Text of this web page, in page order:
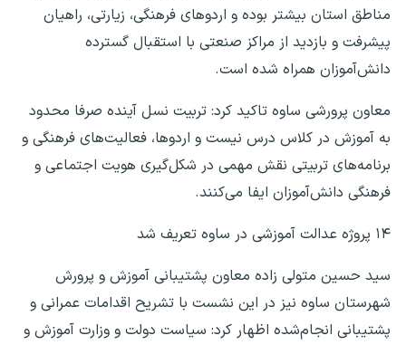
مناطق استان بیشتر بوده و اردوهای فرهنگی، زیارتی، راهیان
پیشرفت و بازدید از مراکز صنعتی با استقبال گسترده
دانش‌آموزان همراه شده است.
معاون پرورشی ساوه تاکید کرد: تربیت نسل آینده صرفا محدود
به آموزش در کلاس درس نیست و اردوها، فعالیت‌های فرهنگی و
برنامه‌های تربیتی نقش مهمی در شکل‌گیری هویت اجتماعی و
فرهنگی دانش‌آموزان ایفا می‌کنند.
۱۴ پروژه عدالت آموزشی در ساوه تعریف شد
سید حسین متولی زاده معاون پشتیبانی آموزش و پرورش
شهرستان ساوه نیز در این نشست با تشریح اقدامات عمرانی و
پشتیبانی انجام‌شده اظهار کرد: سیاست دولت و وزارت آموزش و